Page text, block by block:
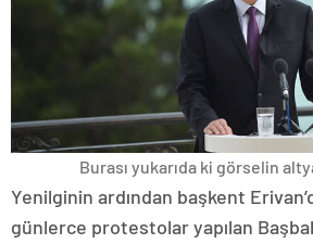
Burası yukarıda ki görselin
Yenilginin ardından başkent
günlerce protestolar yapılan